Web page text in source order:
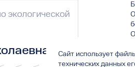
экологической
Сайт использует
технических данных